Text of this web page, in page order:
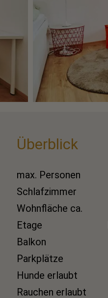
Überblick
max. Personen
Schlafzimmer
Wohnfläche ca.
Etage
Balkon
Parkplätze
Hunde erlaubt
Rauchen erlaubt